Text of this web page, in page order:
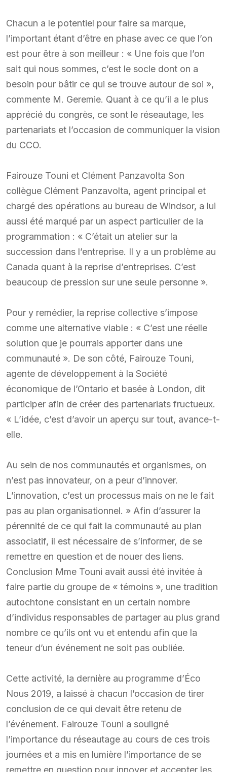
Chacun a le potentiel pour faire sa marque,
l’important étant d’être en phase avec ce que l’on
est pour être à son meilleur : « Une fois que l’on
sait qui nous sommes, c’est le socle dont on a
besoin pour bâtir ce qui se trouve autour de soi »,
commente M. Geremie. Quant à ce qu’il a le plus
apprécié du congrès, ce sont le réseautage, les
partenariats et l’occasion de communiquer la vision
du CCO.
Fairouze Touni et Clément Panzavolta Son
collègue Clément Panzavolta, agent principal et
chargé des opérations au bureau de Windsor, a lui
aussi été marqué par un aspect particulier de la
programmation : « C’était un atelier sur la
succession dans l’entreprise. Il y a un problème au
Canada quant à la reprise d’entreprises. C’est
beaucoup de pression sur une seule personne ».
Pour y remédier, la reprise collective s’impose
comme une alternative viable : « C’est une réelle
solution que je pourrais apporter dans une
communauté ». De son côté, Fairouze Touni,
agente de développement à la Société
économique de l’Ontario et basée à London, dit
participer afin de créer des partenariats fructueux.
« L’idée, c’est d’avoir un aperçu sur tout, avance-t-
elle.
Au sein de nos communautés et organismes, on
n’est pas innovateur, on a peur d’innover.
L’innovation, c’est un processus mais on ne le fait
pas au plan organisationnel. » Afin d’assurer la
pérennité de ce qui fait la communauté au plan
associatif, il est nécessaire de s’informer, de se
remettre en question et de nouer des liens.
Conclusion Mme Touni avait aussi été invitée à
faire partie du groupe de « témoins », une tradition
autochtone consistant en un certain nombre
d’individus responsables de partager au plus grand
nombre ce qu’ils ont vu et entendu afin que la
teneur d’un événement ne soit pas oubliée.
Cette activité, la dernière au programme d’Éco
Nous 2019, a laissé à chacun l’occasion de tirer
conclusion de ce qui devait être retenu de
l’événement. Fairouze Touni a souligné
l’importance du réseautage au cours de ces trois
journées et a mis en lumière l’importance de se
remettre en question pour innover et accepter les